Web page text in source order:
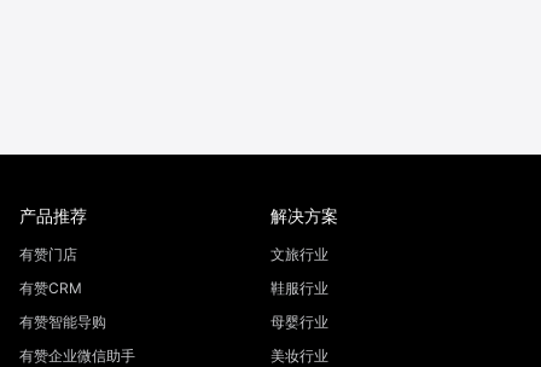
产品推荐
有赞门店
有赞CRM
有赞智能导购
有赞企业微信助手
解决方案
文旅行业
鞋服行业
母婴行业
美妆行业